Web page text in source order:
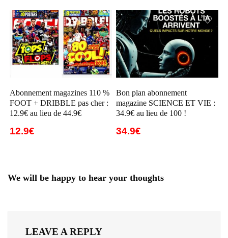
Abonnement magazines 110 %
FOOT + DRIBBLE pas cher :
12.9€ au lieu de 44.9€
12.9€
Bon plan abonnement
magazine SCIENCE ET VIE :
34.9€ au lieu de 100 !
34.9€
We will be happy to hear your thoughts
LEAVE A REPLY